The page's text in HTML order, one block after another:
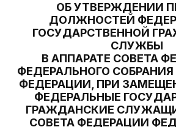
ОБ УТВЕРЖДЕНИИ
ДОЛЖНОСТЕЙ
ГОСУДАРСТВЕННОЙ
СЛУЖБЫ
В АППАРАТЕ СОВЕТА
ФЕДЕРАЛЬНОГО
ФЕДЕРАЦИИ, ПРИ
ФЕДЕРАЛЬНЫЕ
ГРАЖДАНСКИЕ
СОВЕТА ФЕДЕРАЦИИ